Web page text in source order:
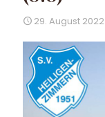
29. August 2022